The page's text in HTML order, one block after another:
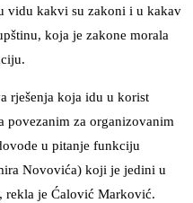
vidu kakvi su zakoni i u kakav
koja je zakone morala
rješenja koja idu u korist
za organizovanim
u pitanje funkciju
Novovića) koji je jedini u
rekla je Ćalović Marković.